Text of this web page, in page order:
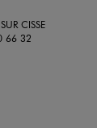
CISSE
66 32